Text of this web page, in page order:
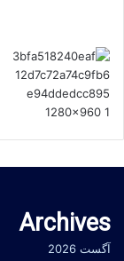
Archives
آگست 2026